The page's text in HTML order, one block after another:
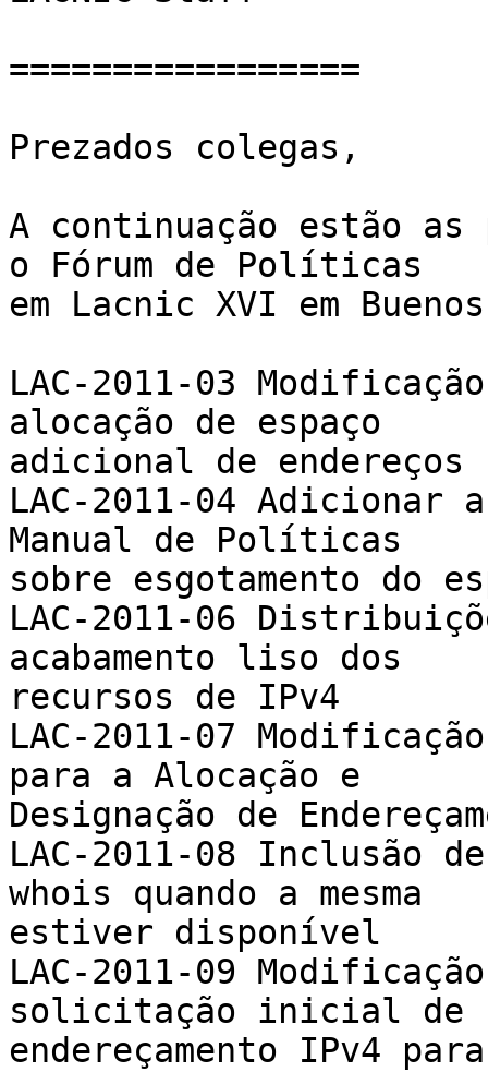
=================
Prezados colegas,
A continuação estão
o Fórum de Políticas
em Lacnic XVI em
LAC-2011-03
alocação de espaço
adicional de endereços
LAC-2011-04
Manual de Políticas
sobre esgotamento do
LAC-2011-06
acabamento liso dos
recursos de IPv4
LAC-2011-07
para a Alocação e
Designação de
LAC-2011-08 Inclusão
whois quando a mesma
estiver disponível
LAC-2011-09
solicitação inicial de
endereçamento IPv4